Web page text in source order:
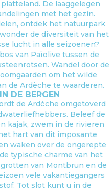
De laaggelegen
met het gezin.
ontdek het natuurpark
de diversiteit van het
lucht in alle seizoenen?
van Païolive tussen de
Wandel door de
om het wilde
de Ardèche te waarderen.
DE BERGEN
de Ardèche omgetoverd
Beleef de
kajak, zwem in de rivieren
hart van dit imposante
waken over de ongerepte
typische charme van het
van Montbrun en de
vele vakantiegangers
Tot slot kunt u in de